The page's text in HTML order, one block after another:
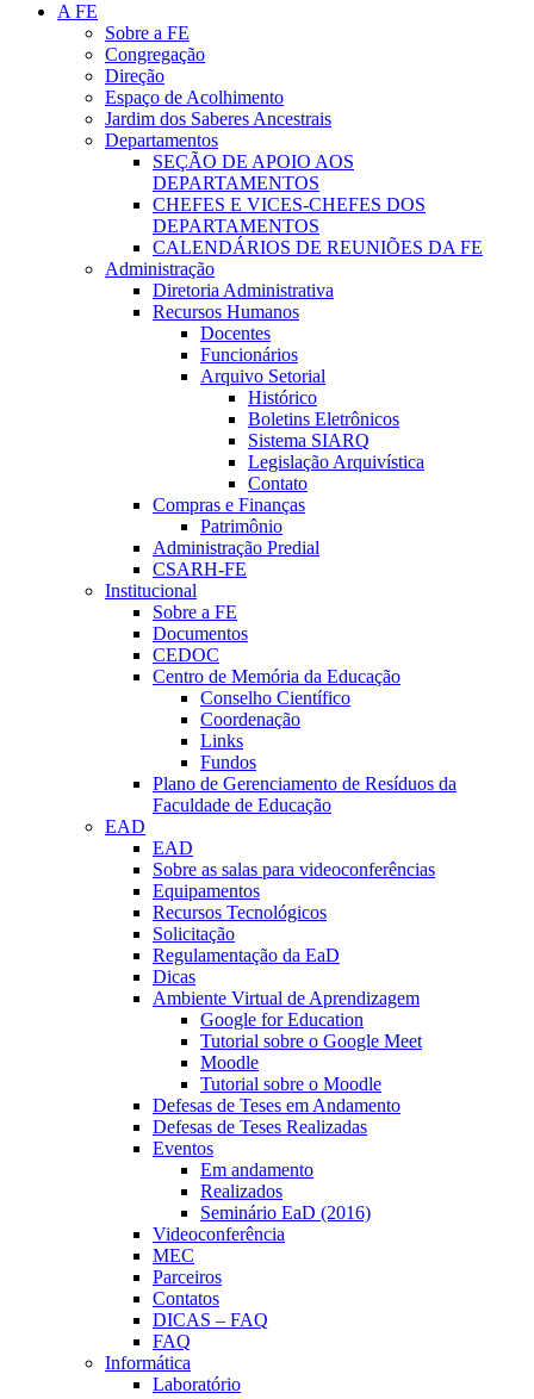
A FE
Sobre a FE
Congregação
Direção
Espaço de Acolhimento
Jardim dos Saberes Ancestrais
Departamentos
SEÇÃO DE APOIO AOS
DEPARTAMENTOS
CHEFES E VICES-CHEFES DOS
DEPARTAMENTOS
CALENDÁRIOS DE REUNIÕES DA FE
Administração
Diretoria Administrativa
Recursos Humanos
Docentes
Funcionários
Arquivo Setorial
Histórico
Boletins Eletrônicos
Sistema SIARQ
Legislação Arquivística
Contato
Compras e Finanças
Patrimônio
Administração Predial
CSARH-FE
Institucional
Sobre a FE
Documentos
CEDOC
Centro de Memória da Educação
Conselho Científico
Coordenação
Links
Fundos
Plano de Gerenciamento de Resíduos da
Faculdade de Educação
EAD
EAD
Sobre as salas para videoconferências
Equipamentos
Recursos Tecnológicos
Solicitação
Regulamentação da EaD
Dicas
Ambiente Virtual de Aprendizagem
Google for Education
Tutorial sobre o Google Meet
Moodle
Tutorial sobre o Moodle
Defesas de Teses em Andamento
Defesas de Teses Realizadas
Eventos
Em andamento
Realizados
Seminário EaD (2016)
Videoconferência
MEC
Parceiros
Contatos
DICAS – FAQ
FAQ
Informática
Laboratório